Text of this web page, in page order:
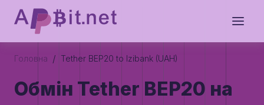
Головна / Tether BEP20 to Izibank (UAH)
Обмін Tether BEP20 на